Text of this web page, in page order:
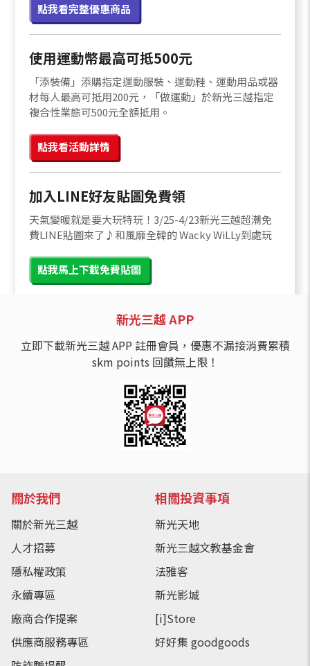
點我看完整優惠商品
使用運動幣最高可抵500元
「添裝備」添購指定運動服裝、運動鞋、運動用品或器
材每人最高可抵用200元，「做運動」於新光三越指定
複合性業態可500元全額抵用。
點我看活動詳情
加入LINE好友貼圖免費領
天氣變暖就是要大玩特玩！3/25-4/23新光三越超潮免
費LINE貼圖來了♪和風靡全韓的 Wacky WiLLy到處玩
點我馬上下載免費貼圖
新光三越 APP
立即下載新光三越 APP 註冊會員，優惠不漏接消費累積
skm points 回饋無上限！
關於我們
關於新光三越
人才招募
隱私權政策
永續專區
廠商合作提案
供應商服務專區
相關投資事項
新光天地
新光三越文教基金會
法雅客
新光影城
[i]Store
好好集 goodgoods